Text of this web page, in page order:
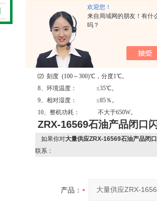
欢迎您！
来自局域网的朋友！有什
吗？
⑶ 试油容量刻线深度：34.2㎜。
⑷ 试油容量：约70毫升。
6、引火装置： ⑴ 引火源：煤气（或其
⑵ 引火器孔径：0.8㎜
7、温度计： 内标式水银温度计，符合
⑴ 刻度 (-30～170)℃，分度1℃。
⑵ 刻度 (100～300)℃，分度1℃。
8、环境温度： ≤35℃。
9、相对湿度： ≤85％。
10、整机功耗： 不大于650W。
ZRX-16569石油产品闭口
如果你对大量供应ZRX-16569石油产品闭
联系：
产品：